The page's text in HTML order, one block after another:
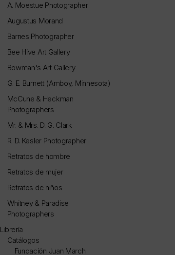
A. Moestue Photographer
Augustus Morand
Barnes Photographer
Bee Hive Art Gallery
Bowman's Art Gallery
G. E. Burnett (Amboy, Minnesota)
McCune & Heckman
Photographers
Mr. & Mrs. D. G. Clark
R. D. Kesler Photographer
Retratos de hombre
Retratos de mujer
Retratos de niños
Whitney & Paradise
Photographers
Librería
Catálogos
Fundación Juan March